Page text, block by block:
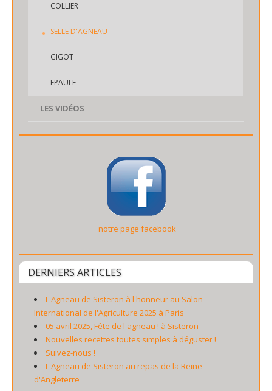
COLLIER
SELLE D'AGNEAU
GIGOT
EPAULE
LES VIDÉOS
notre page facebook
DERNIERS ARTICLES
L'Agneau de Sisteron à l'honneur au Salon
International de l'Agriculture 2025 à Paris
05 avril 2025, Fête de l'agneau ! à Sisteron
Nouvelles recettes toutes simples à déguster !
Suivez-nous !
L'Agneau de Sisteron au repas de la Reine
d'Angleterre